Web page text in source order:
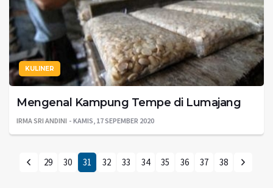
KULINER
Mengenal Kampung Tempe di Lumajang
IRMA SRI ANDINI KAMIS, 17 SEPEMBER 2020
29 30 31 32 33 34 35 36 37 38